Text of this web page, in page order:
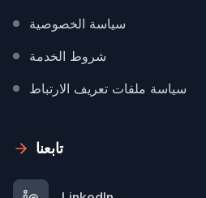
سياسة الخصوصية
شروط الخدمة
سياسة ملفات تعريف الارتباط
تابعنا